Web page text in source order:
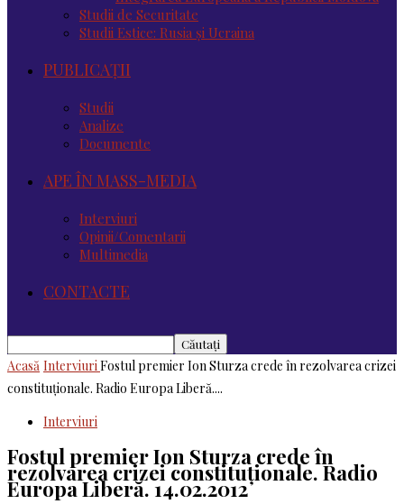
Studii de Securitate
Studii Estice: Rusia și Ucraina
PUBLICAȚII
Studii
Analize
Documente
APE ÎN MASS-MEDIA
Interviuri
Opinii/Comentarii
Multimedia
CONTACTE
Acasă InterviuriFostul premier Ion Sturza crede în rezolvarea crizei
constituționale. Radio Europa Liberă....
Interviuri
Fostul premier Ion Sturza crede în
rezolvarea crizei constituționale. Radio
Europa Liberă. 14.02.2012